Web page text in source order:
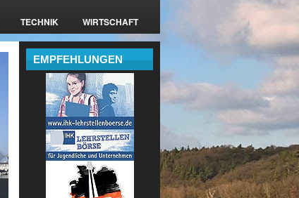
TECHNIK WIRTSCHAFT
EMPFEHLUNGEN